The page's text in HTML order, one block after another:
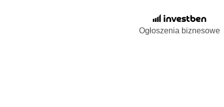
Ogłoszenia biznesowe